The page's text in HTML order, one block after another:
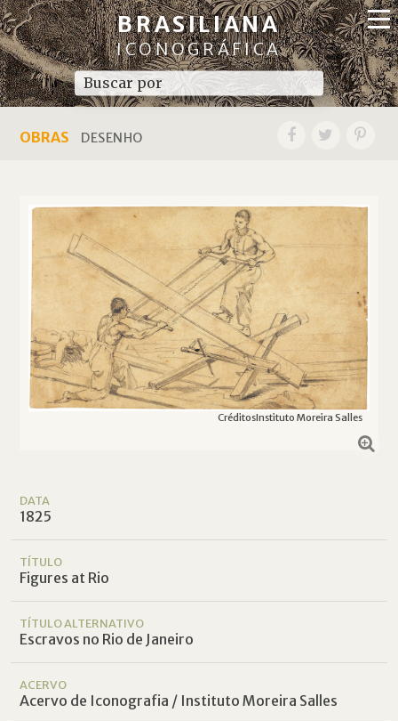
BRASILIANA
ICONOGRÁFICA
OBRAS DESENHO
CréditosInstituto Moreira Salles
DATA
1825
TÍTULO
Figures at Rio
TÍTULO ALTERNATIVO
Escravos no Rio de Janeiro
ACERVO
Acervo de Iconografia / Instituto Moreira Salles